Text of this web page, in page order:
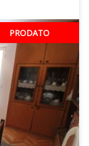
PRODATO